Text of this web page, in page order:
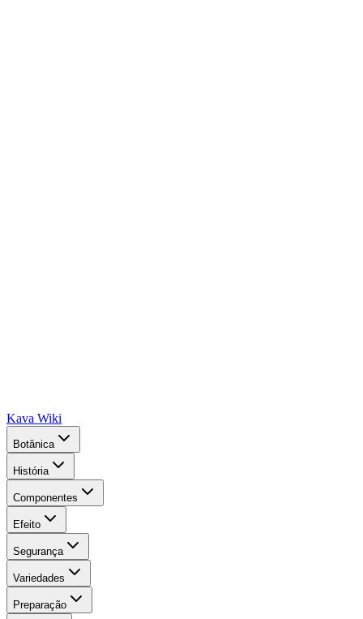
Kava Wiki
Botânica
História
Componentes
Efeito
Segurança
Variedades
Preparação